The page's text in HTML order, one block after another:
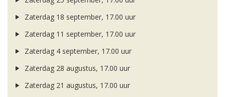
Zaterdag 18 september, 17.00 uur
Zaterdag 11 september, 17.00 uur
Zaterdag 4 september, 17.00 uur
Zaterdag 28 augustus, 17.00 uur
Zaterdag 21 augustus, 17.00 uur